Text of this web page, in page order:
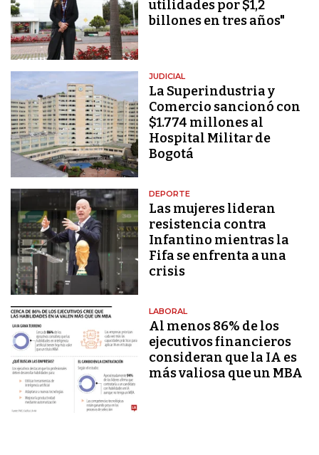
utilidades por $1,2
billones en tres años"
JUDICIAL
La Superindustria y
Comercio sancionó con
$1.774 millones al
Hospital Militar de
Bogotá
DEPORTE
Las mujeres lideran
resistencia contra
Infantino mientras la
Fifa se enfrenta a una
crisis
LABORAL
Al menos 86% de los
ejecutivos financieros
consideran que la IA es
más valiosa que un MBA